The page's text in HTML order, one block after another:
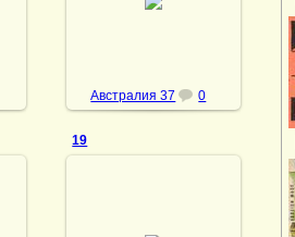
Австралия 37 0
19